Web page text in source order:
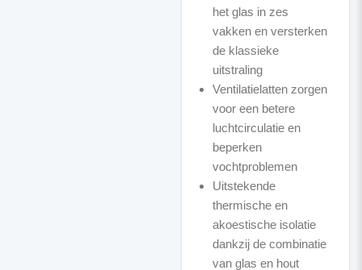
het glas in zes
vakken en versterken
de klassieke
uitstraling
Ventilatielatten zorgen
voor een betere
luchtcirculatie en
beperken
vochtproblemen
Uitstekende
thermische en
akoestische isolatie
dankzij de combinatie
van glas en hout